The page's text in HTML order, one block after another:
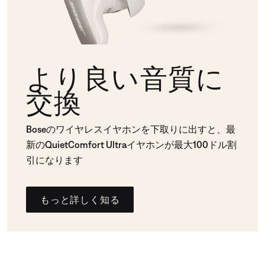
より良い音質に
交換
Boseのワイヤレスイヤホンを下取りに出すと、最
新のQuietComfort Ultraイヤホンが最大100ドル割
引になります
もっと詳しく知る